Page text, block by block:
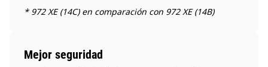
* 972 XE (14C) en comparación con 972 XE (14B)
Mejor seguridad